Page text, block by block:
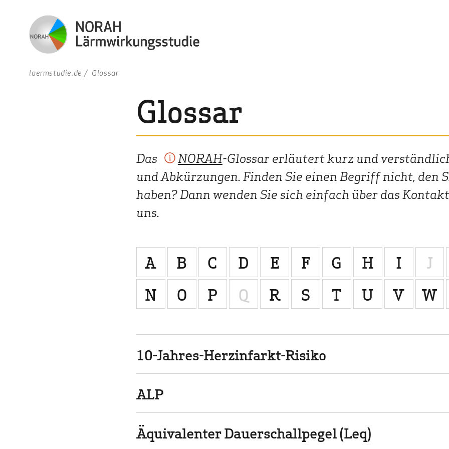
laermstudie.de Glossar
Glossar
Das NORAH-Glossar erläutert kurz und
und Abkürzungen. Finden Sie einen Begriff nicht, den
haben? Dann wenden Sie sich einfach über das
uns.
A B C D E F G H I J
N
O P Q R S T U V W
10-Jahres-Herzinfarkt-Risiko
ALP
Äquivalenter Dauerschallpegel (Leq)